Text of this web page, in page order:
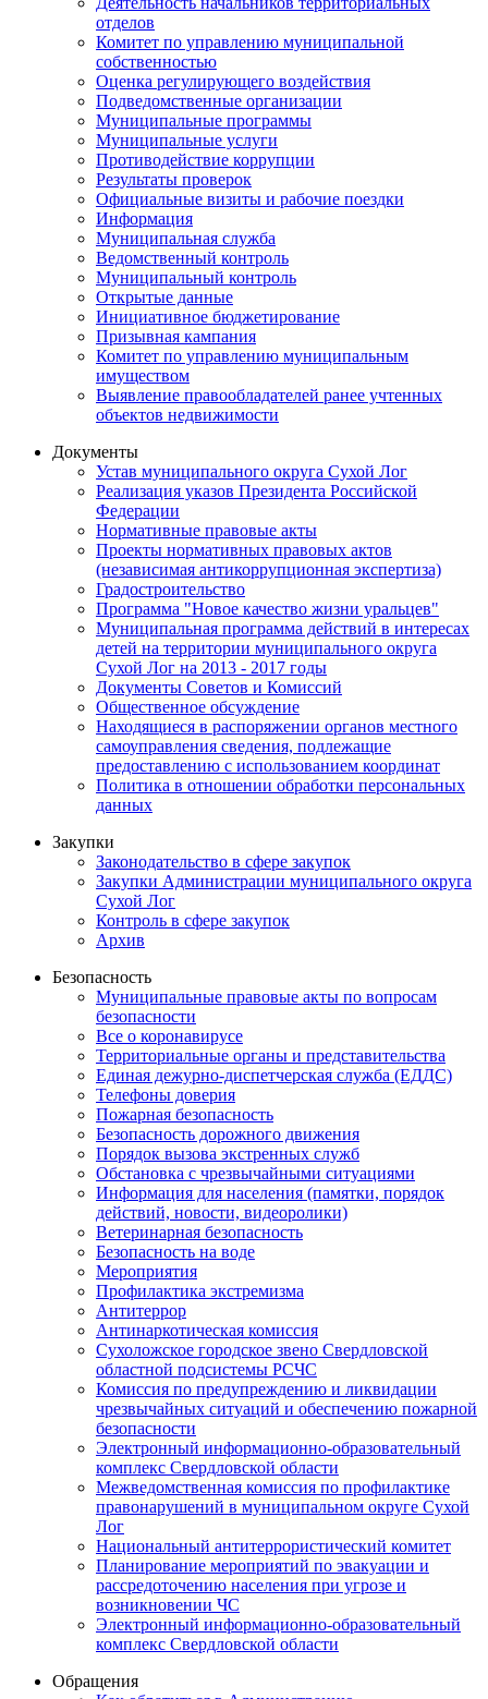
отделов
Комитет по управлению муниципальной
собственностью
Оценка регулирующего воздействия
Подведомственные организации
Муниципальные программы
Муниципальные услуги
Противодействие коррупции
Результаты проверок
Официальные визиты и рабочие поездки
Информация
Муниципальная служба
Ведомственный контроль
Муниципальный контроль
Открытые данные
Инициативное бюджетирование
Призывная кампания
Комитет по управлению муниципальным
имуществом
Выявление правообладателей ранее учтенных
объектов недвижимости
Документы
Устав муниципального округа Сухой Лог
Реализация указов Президента Российской
Федерации
Нормативные правовые акты
Проекты нормативных правовых актов
(независимая антикоррупционная экспертиза)
Градостроительство
Программа "Новое качество жизни уральцев"
Муниципальная программа действий в интересах
детей на территории муниципального округа
Сухой Лог на 2013 - 2017 годы
Документы Советов и Комиссий
Общественное обсуждение
Находящиеся в распоряжении органов местного
самоуправления сведения, подлежащие
предоставлению с использованием координат
Политика в отношении обработки персональных
данных
Закупки
Законодательство в сфере закупок
Закупки Администрации муниципального округа
Сухой Лог
Контроль в сфере закупок
Архив
Безопасность
Муниципальные правовые акты по вопросам
безопасности
Все о коронавирусе
Территориальные органы и представительства
Единая дежурно-диспетчерская служба (ЕДДС)
Телефоны доверия
Пожарная безопасность
Безопасность дорожного движения
Порядок вызова экстренных служб
Обстановка с чрезвычайными ситуациями
Информация для населения (памятки, порядок
действий, новости, видеоролики)
Ветеринарная безопасность
Безопасность на воде
Мероприятия
Профилактика экстремизма
Антитеррор
Антинаркотическая комиссия
Сухоложское городское звено Свердловской
областной подсистемы РСЧС
Комиссия по предупреждению и ликвидации
чрезвычайных ситуаций и обеспечению пожарной
безопасности
Электронный информационно-образовательный
комплекс Cвердловской области
Межведомственная комиссия по профилактике
правонарушений в муниципальном округе Сухой
Лог
Национальный антитеррористический комитет
Планирование мероприятий по эвакуации и
рассредоточению населения при угрозе и
возникновении ЧС
Электронный информационно-образовательный
комплекс Свердловской области
Обращения